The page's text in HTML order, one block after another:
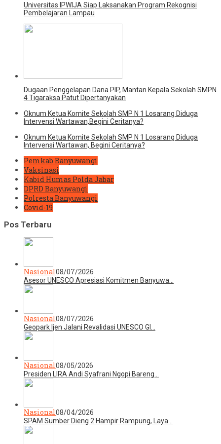
Universitas IPWIJA Siap Laksanakan Program Rekognisi
Pembelajaran Lampau
Dugaan Penggelapan Dana PIP, Mantan Kepala Sekolah SMPN
4 Tigaraksa Patut Dipertanyakan
Oknum Ketua Komite Sekolah SMP N 1 Losarang Diduga
Intervensi Wartawan,Begini Ceritanya?
Oknum Ketua Komite Sekolah SMP N 1 Losarang Diduga
Intervensi Wartawan, Begini Ceritanya?
Pemkab Banyuwangi
Vaksinasi
Kabid Humas Polda Jabar
DPRD Banyuwangi
Polresta Banyuwangi
Covid-19
Pos Terbaru
Nasional08/07/2026
Asesor UNESCO Apresiasi Komitmen Banyuwa…
Nasional08/07/2026
Geopark Ijen Jalani Revalidasi UNESCO Gl…
Nasional08/05/2026
Presiden LIRA Andi Syafrani Ngopi Bareng…
Nasional08/04/2026
SPAM Sumber Dieng 2 Hampir Rampung, Laya…